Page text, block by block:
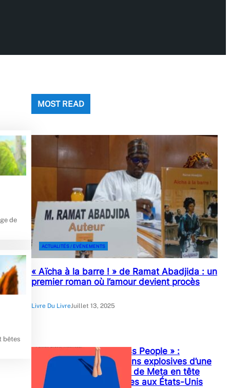
de
bêtes
MOST READ
ACTUALITÉS / EVÉNEMENTS
« Aïcha à la barre ! » de Ramat Abadjida : un
premier roman où l’amour devient procès
Livre Du LivreJuillet 13, 2025
« Careless People » :
Révélations explosives d’une
ex-cadre de Meta en tête
des ventes aux États-Unis